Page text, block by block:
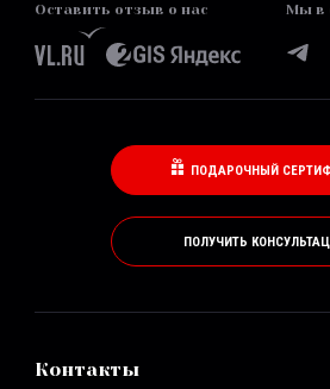
Оставить отзыв о нас Мы в
ПОДАРОЧНЫЙ
ПОЛУЧИТЬ
Контакты